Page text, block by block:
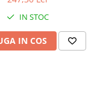
IN STOC
IN COS